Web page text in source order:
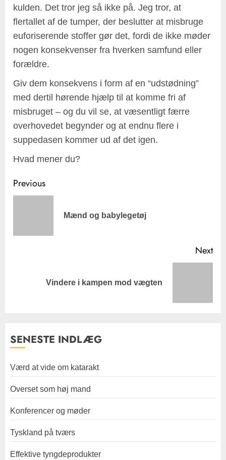
kulden. Det tror jeg så ikke på. Jeg tror, at
flertallet af de tumper, der beslutter at misbruge
euforiserende stoffer gør det, fordi de ikke møder
nogen konsekvenser fra hverken samfund eller
forældre.
Giv dem konsekvens i form af en “udstødning”
med dertil hørende hjælp til at komme fri af
misbruget – og du vil se, at væsentligt færre
overhovedet begynder og at endnu flere i
suppedasen kommer ud af det igen.
Hvad mener du?
Post
navigation
Previous
Mænd og babylegetøj
Next
Vindere i kampen mod vægten
SENESTE INDLÆG
Værd at vide om katarakt
Overset som høj mand
Konferencer og møder
Tyskland på tværs
Effektive tyngdeprodukter